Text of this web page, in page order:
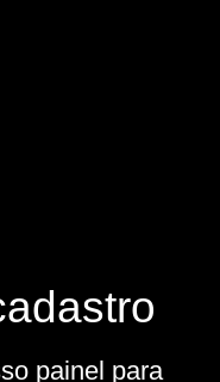
painel para